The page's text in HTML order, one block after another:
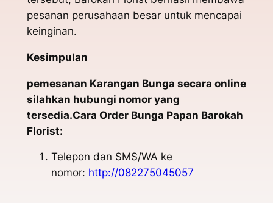
pesanan perusahaan besar untuk mencapai
keinginan.
Kesimpulan
pemesanan Karangan Bunga secara online
silahkan hubungi nomor yang
tersedia.Cara Order Bunga Papan Barokah
Florist:
Telepon dan SMS/WA ke
nomor: http://082275045057